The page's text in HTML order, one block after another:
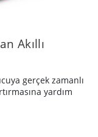
Akıllı
gerçek zamanlı
yardım